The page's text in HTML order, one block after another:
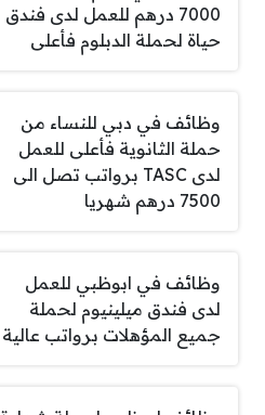
7000 درهم للعمل لدى فندق
حياة لحملة الدبلوم فأعلى
وظائف في دبي للنساء من
حملة الثانوية فأعلى للعمل
لدى TASC برواتب تصل الى
7500 درهم شهريا
وظائف في ابوظبي للعمل
لدى فندق ميلينيوم لحملة
جميع المؤهلات برواتب عالية